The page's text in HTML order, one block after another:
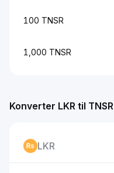
100 TNSR
1,000 TNSR
Konverter LKR til TNSR
LKR